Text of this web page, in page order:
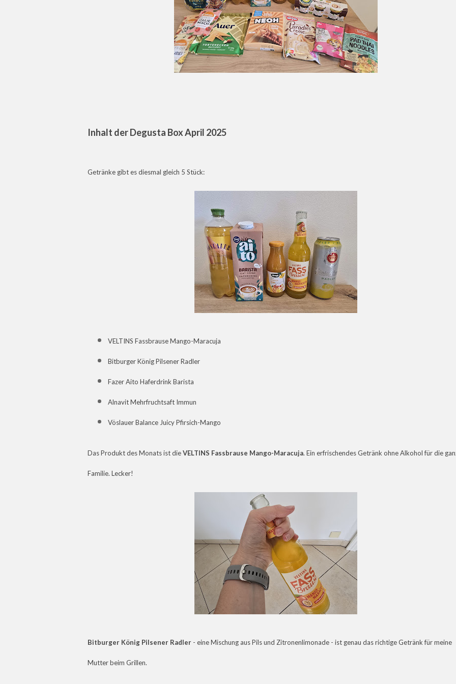
Inhalt der Degusta Box April 2025
Getränke gibt es diesmal gleich 5 Stück:
VELTINS Fassbrause Mango-Maracuja
Bitburger König Pilsener Radler
Fazer Aito Haferdrink Barista
Alnavit Mehrfruchtsaft Immun
Vöslauer Balance Juicy Pfirsich-Mango
Das Produkt des Monats ist dieVELTINS Fassbrause Mango-Maracuja. Ein erfrischendes Getränk ohne Alkohol für die
Familie. Lecker!
Bitburger König Pilsener Radler - eine Mischung aus Pils und Zitronenlimonade - ist genau das richtige Getränk für meine
Mutter beim Grillen.